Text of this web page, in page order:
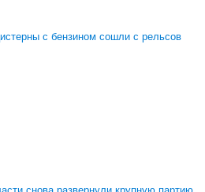
с бензином сошли с рельсов